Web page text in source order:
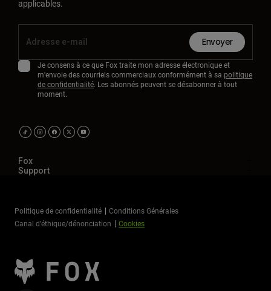
applicables.
Envoyer
Je consens à ce que Fox traite mon adresse électronique et
m'envoie des courriels commerciaux conformément à sa politique
de confidentialité. Les abonnés peuvent se désabonner à tout
moment.
Fox
Support
Politique de confidentialité
Conditions Générales
Canal d’éthique/dénonciation
Cookies